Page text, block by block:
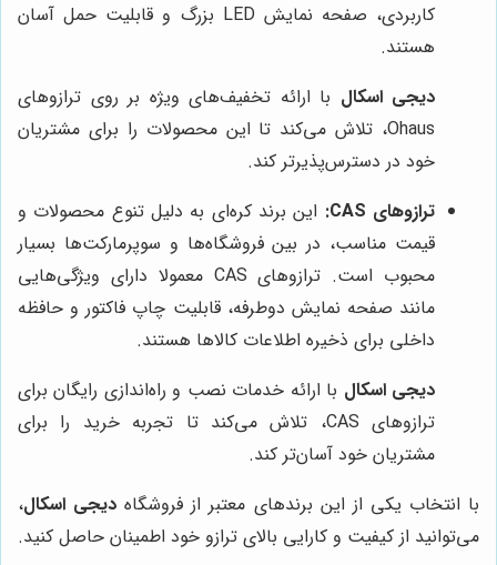
کاربردی، صفحه نمایش LED بزرگ و قابلیت حمل آسان
هستند.
دیجی اسکال با ارائه تخفیف‌های ویژه بر روی ترازوهای
Ohaus، تلاش می‌کند تا این محصولات را برای مشتریان
خود در دسترس‌پذیرتر کند.
ترازوهای CAS:
این برند کره‌ای به دلیل تنوع محصولات و
قیمت مناسب، در بین فروشگاه‌ها و سوپرمارکت‌ها بسیار
محبوب است. ترازوهای CAS معمولا دارای ویژگی‌هایی
مانند صفحه نمایش دوطرفه، قابلیت چاپ فاکتور و حافظه
داخلی برای ذخیره اطلاعات کالاها هستند.
دیجی اسکال با ارائه خدمات نصب و راه‌اندازی رایگان برای
ترازوهای CAS، تلاش می‌کند تا تجربه خرید را برای
مشتریان خود آسان‌تر کند.
با انتخاب یکی از این برندهای معتبر از فروشگاه دیجی اسکال،
می‌توانید از کیفیت و کارایی بالای ترازو خود اطمینان حاصل کنید.